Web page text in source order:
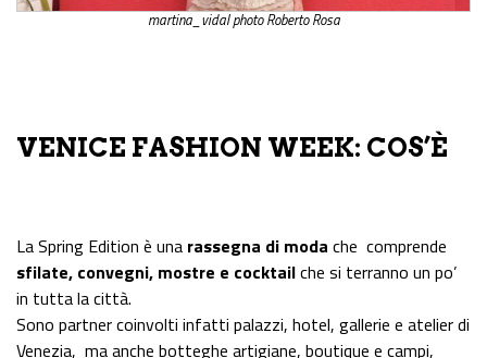
martina_vidal photo Roberto Rosa
VENICE FASHION WEEK: COS’È
La Spring Edition è una rassegna di moda che comprende
sfilate, convegni, mostre e cocktailche si terranno un po’
in tutta la città.
Sono partner coinvolti infatti palazzi, hotel, gallerie e atelier di
Venezia, ma anche botteghe artigiane, boutique e campi,